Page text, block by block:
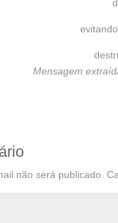
Mensagem
não será publicado.